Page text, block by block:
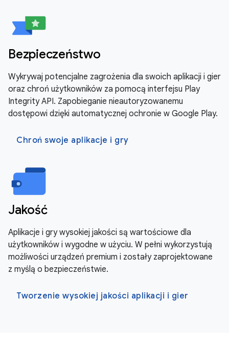
Bezpieczeństwo
Wykrywaj potencjalne zagrożenia dla swoich aplikacji i gier
oraz chroń użytkowników za pomocą interfejsu Play
Integrity API. Zapobieganie nieautoryzowanemu
dostępowi dzięki automatycznej ochronie w Google Play.
Chroń swoje aplikacje i gry
Jakość
Aplikacje i gry wysokiej jakości są wartościowe dla
użytkowników i wygodne w użyciu. W pełni wykorzystują
możliwości urządzeń premium i zostały zaprojektowane
z myślą o bezpieczeństwie.
Tworzenie wysokiej jakości aplikacji i gier